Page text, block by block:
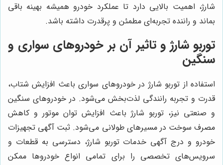
شارژ، اهمیت بالایی دارد تا عملکرد خودرو همیشه بهینه باقی
بماند و راننده تجربه‌ای مطمئن و پرقدرت داشته باشد.
توربو شارژ و تاثیر آن بر خودروهای سواری و
سنگین
استفاده از توربو شارژ در خودروهای سواری باعث افزایش شتاب،
قدرت و تجربه رانندگی لذت‌بخش می‌شود. در خودروهای سنگین
و صنعتی نیز، توربو شارژ باعث افزایش توان موتور و کاهش
مصرف سوخت در مسیرهای طولانی می‌شود. ثبت آگهی تجهیزات
خودرو و درج آگهی خدمات توربو شارژ، دسترسی به قطعات و
سرویس‌های تخصصی را برای تمامی انواع خودروها ممکن